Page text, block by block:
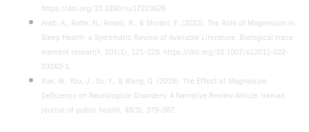
https://doi.org/10.3390/nu17223626
Arab, A., Rafie, N., Amani, R., & Shirani, F. (2023). The Role of Magnesium in
Sleep Health: a Systematic Review of Available Literature. Biological trace
element research, 201(1), 121–128. https://doi.org/10.1007/s12011-022-
03162-1
Xue, W., You, J., Su, Y., & Wang, Q. (2019). The Effect of Magnesium
Deficiency on Neurological Disorders: A Narrative Review Article. Iranian
journal of public health, 48(3), 379–387.